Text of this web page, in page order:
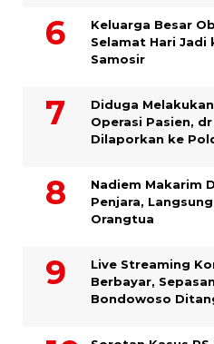
Keluarga Besar
Selamat Hari Jadi
Samosir
Diduga
Operasi Pasien,
Dilaporkan ke
​Nadiem Makarim
Penjara,
Orangtua
Live Streaming
Berbayar,
Bondowoso